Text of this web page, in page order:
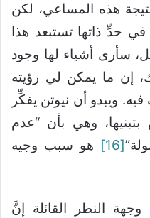
هذه المساعي، لكن
حدِّ ذاتها تستبعد هذا
سأرى أشياء لها وجود
إن ما يمكن لي رؤيته
ويبدو أن نيوتن يفكِّر
وهي بأن “عدم
[16]
هو سبب وجيه
وجهة النظر القائلة إنَّ